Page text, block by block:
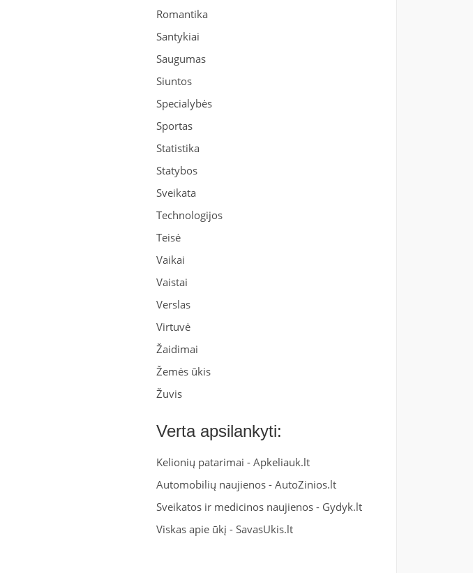
Romantika
Santykiai
Saugumas
Siuntos
Specialybės
Sportas
Statistika
Statybos
Sveikata
Technologijos
Teisė
Vaikai
Vaistai
Verslas
Virtuvė
Žaidimai
Žemės ūkis
Žuvis
Verta apsilankyti:
Kelionių patarimai -Apkeliauk.lt
Automobilių naujienos -AutoZinios.lt
Sveikatos ir medicinos naujienos - Gydyk.lt
Viskas apie ūkį -SavasUkis.lt